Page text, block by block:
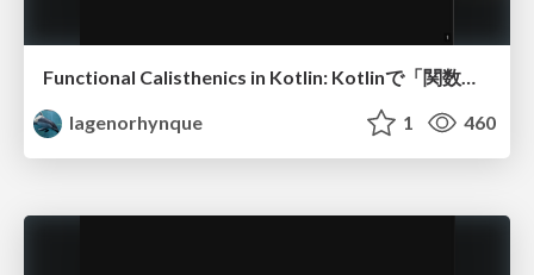
Functional Calisthenics in Kotlin: Kotlinで「関数型エクササイズ」を実践しよう
lagenorhynque
1 460